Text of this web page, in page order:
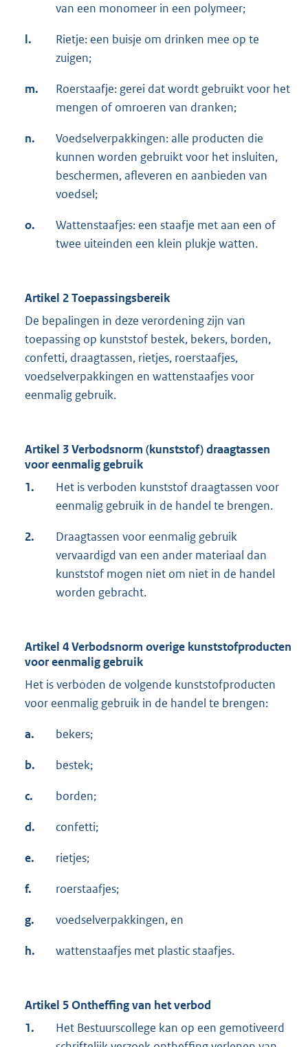
van een monomeer in een polymeer;
l.
Rietje: een buisje om drinken mee op te
zuigen;
m.
Roerstaafje: gerei dat wordt gebruikt voor het
mengen of omroeren van dranken;
n.
Voedselverpakkingen: alle producten die
kunnen worden gebruikt voor het insluiten,
beschermen, afleveren en aanbieden van
voedsel;
o.
Wattenstaafjes: een staafje met aan een of
twee uiteinden een klein plukje watten.
Artikel 2 Toepassingsbereik
De bepalingen in deze verordening zijn van
toepassing op kunststof bestek, bekers, borden,
confetti, draagtassen, rietjes, roerstaafjes,
voedselverpakkingen en wattenstaafjes voor
eenmalig gebruik.
Artikel 3 Verbodsnorm (kunststof) draagtassen
voor eenmalig gebruik
1.
Het is verboden kunststof draagtassen voor
eenmalig gebruik in de handel te brengen.
2.
Draagtassen voor eenmalig gebruik
vervaardigd van een ander materiaal dan
kunststof mogen niet om niet in de handel
worden gebracht.
Artikel 4 Verbodsnorm overige kunststofproducten
voor eenmalig gebruik
Het is verboden de volgende kunststofproducten
voor eenmalig gebruik in de handel te brengen:
a. bekers;
b. bestek;
c. borden;
d. confetti;
e. rietjes;
f. roerstaafjes;
g. voedselverpakkingen, en
h. wattenstaafjes met plastic staafjes.
Artikel 5 Ontheffing van het verbod
1.
Het Bestuurscollege kan op een gemotiveerd